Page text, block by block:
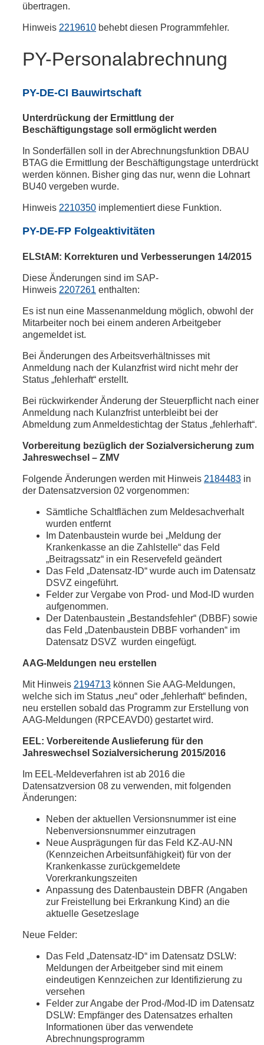
übertragen.
Hinweis 2219610 behebt diesen Programmfehler.
PY-Personalabrechnung
PY-DE-CI Bauwirtschaft
Unterdrückung der Ermittlung der
Beschäftigungstage soll ermöglicht werden
In Sonderfällen soll in der Abrechnungsfunktion DBAU
BTAG die Ermittlung der Beschäftigungstage unterdrückt
werden können. Bisher ging das nur, wenn die Lohnart
BU40 vergeben wurde.
Hinweis 2210350 implementiert diese Funktion.
PY-DE-FP Folgeaktivitäten
ELStAM: Korrekturen und Verbesserungen 14/2015
Diese Änderungen sind im SAP-
Hinweis 2207261 enthalten:
Es ist nun eine Massenanmeldung möglich, obwohl der
Mitarbeiter noch bei einem anderen Arbeitgeber
angemeldet ist.
Bei Änderungen des Arbeitsverhältnisses mit
Anmeldung nach der Kulanzfrist wird nicht mehr der
Status „fehlerhaft“ erstellt.
Bei rückwirkender Änderung der Steuerpflicht nach einer
Anmeldung nach Kulanzfrist unterbleibt bei der
Abmeldung zum Anmeldestichtag der Status „fehlerhaft“.
Vorbereitung bezüglich der Sozialversicherung zum
Jahreswechsel – ZMV
Folgende Änderungen werden mit Hinweis 2184483 in
der Datensatzversion 02 vorgenommen:
Sämtliche Schaltflächen zum Meldesachverhalt
wurden entfernt
Im Datenbaustein wurde bei „Meldung der
Krankenkasse an die Zahlstelle“ das Feld
„Beitragssatz“ in ein Reservefeld geändert
Das Feld „Datensatz-ID“ wurde auch im Datensatz
DSVZ eingeführt.
Felder zur Vergabe von Prod- und Mod-ID wurden
aufgenommen.
Der Datenbaustein „Bestandsfehler“ (DBBF) sowie
das Feld „Datenbaustein DBBF vorhanden“ im
Datensatz DSVZ wurden eingefügt.
AAG-Meldungen neu erstellen
Mit Hinweis 2194713 können Sie AAG-Meldungen,
welche sich im Status „neu“ oder „fehlerhaft“ befinden,
neu erstellen sobald das Programm zur Erstellung von
AAG-Meldungen (RPCEAVD0) gestartet wird.
EEL: Vorbereitende Auslieferung für den
Jahreswechsel Sozialversicherung 2015/2016
Im EEL-Meldeverfahren ist ab 2016 die
Datensatzversion 08 zu verwenden, mit folgenden
Änderungen:
Neben der aktuellen Versionsnummer ist eine
Nebenversionsnummer einzutragen
Neue Ausprägungen für das Feld KZ-AU-NN
(Kennzeichen Arbeitsunfähigkeit) für von der
Krankenkasse zurückgemeldete
Vorerkrankungszeiten
Anpassung des Datenbaustein DBFR (Angaben
zur Freistellung bei Erkrankung Kind) an die
aktuelle Gesetzeslage
Neue Felder:
Das Feld „Datensatz-ID“ im Datensatz DSLW:
Meldungen der Arbeitgeber sind mit einem
eindeutigen Kennzeichen zur Identifizierung zu
versehen
Felder zur Angabe der Prod-/Mod-ID im Datensatz
DSLW: Empfänger des Datensatzes erhalten
Informationen über das verwendete
Abrechnungsprogramm